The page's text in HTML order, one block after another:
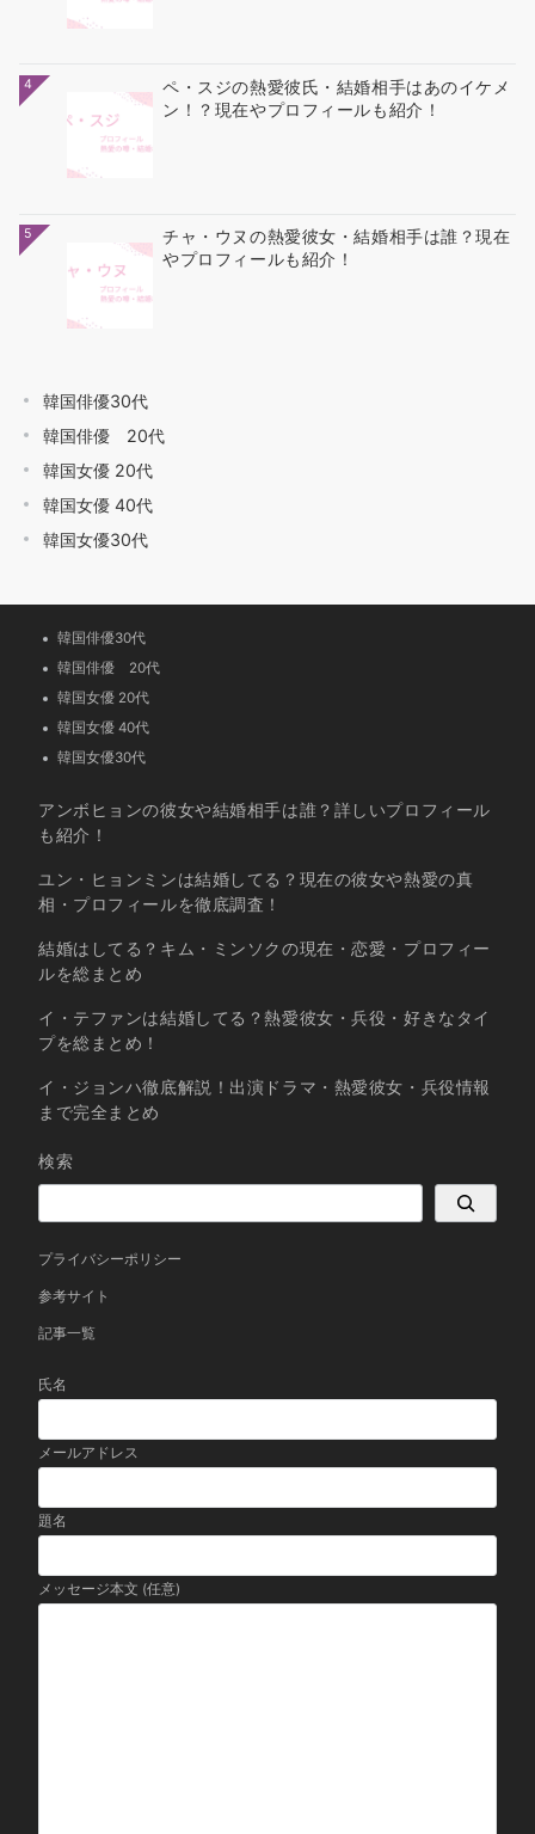
4
ペ・スジの熱愛彼氏・結婚相手はあのイケメ
ン！？現在やプロフィールも紹介！
5
チャ・ウヌの熱愛彼女・結婚相手は誰？現在
やプロフィールも紹介！
韓国俳優30代
韓国俳優 20代
韓国女優 20代
韓国女優 40代
韓国女優30代
韓国俳優30代
韓国俳優 20代
韓国女優 20代
韓国女優 40代
韓国女優30代
アンボヒョンの彼女や結婚相手は誰？詳しいプロフィール
も紹介！
ユン・ヒョンミンは結婚してる？現在の彼女や熱愛の真
相・プロフィールを徹底調査！
結婚はしてる？キム・ミンソクの現在・恋愛・プロフィー
ルを総まとめ
イ・テファンは結婚してる？熱愛彼女・兵役・好きなタイ
プを総まとめ！
イ・ジョンハ徹底解説！出演ドラマ・熱愛彼女・兵役情報
まで完全まとめ
検索
プライバシーポリシー
参考サイト
記事一覧
氏名
メールアドレス
題名
メッセージ本文 (任意)